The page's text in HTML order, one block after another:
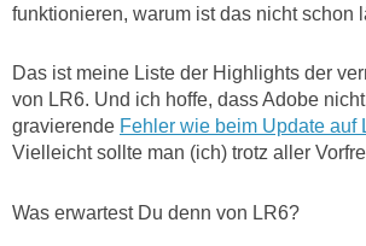
funktionieren, warum ist das nicht schon
Das ist meine Liste der Highlights der
von LR6. Und ich hoffe, dass Adobe
gravierende Fehler wie beim Update auf
Vielleicht sollte man (ich) trotz aller
Was erwartest Du denn von LR6?